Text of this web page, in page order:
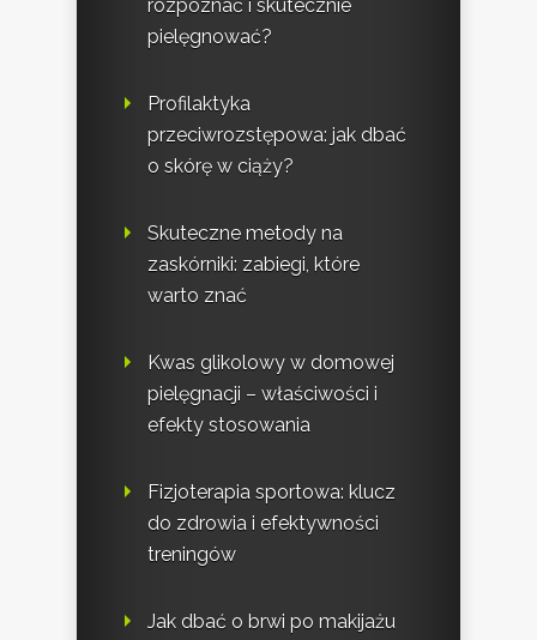
rozpoznać i skutecznie
pielęgnować?
Profilaktyka
przeciwrozstępowa: jak dbać
o skórę w ciąży?
Skuteczne metody na
zaskórniki: zabiegi, które
warto znać
Kwas glikolowy w domowej
pielęgnacji – właściwości i
efekty stosowania
Fizjoterapia sportowa: klucz
do zdrowia i efektywności
treningów
Jak dbać o brwi po makijażu